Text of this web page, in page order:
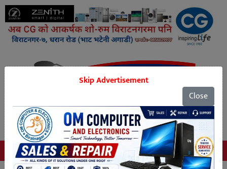
Skip Advertisement
Close